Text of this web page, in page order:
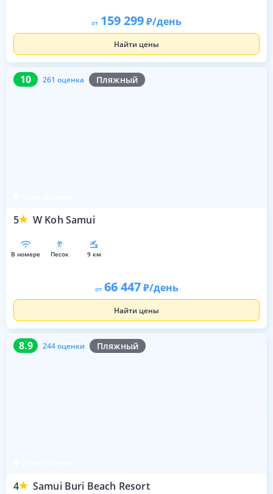
от 159 299 /день
Найти цены
10 261 оценка Пляжный
5 W Koh Samui
10 261 оценка
в номере песок 9 км
от 66 447 /день
Найти цены
8.9 244 оценки Пляжный
4 Samui Buri Beach Resort
8.9 244 оценки